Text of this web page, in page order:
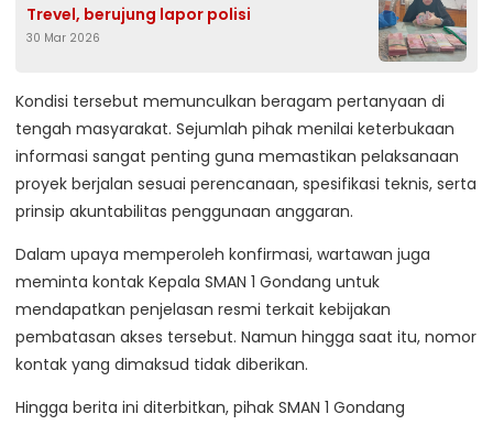
Trevel, berujung lapor polisi
30 Mar 2026
Kondisi tersebut memunculkan beragam pertanyaan di
tengah masyarakat. Sejumlah pihak menilai keterbukaan
informasi sangat penting guna memastikan pelaksanaan
proyek berjalan sesuai perencanaan, spesifikasi teknis, serta
prinsip akuntabilitas penggunaan anggaran.
Dalam upaya memperoleh konfirmasi, wartawan juga
meminta kontak Kepala SMAN 1 Gondang untuk
mendapatkan penjelasan resmi terkait kebijakan
pembatasan akses tersebut. Namun hingga saat itu, nomor
kontak yang dimaksud tidak diberikan.
Hingga berita ini diterbitkan, pihak SMAN 1 Gondang